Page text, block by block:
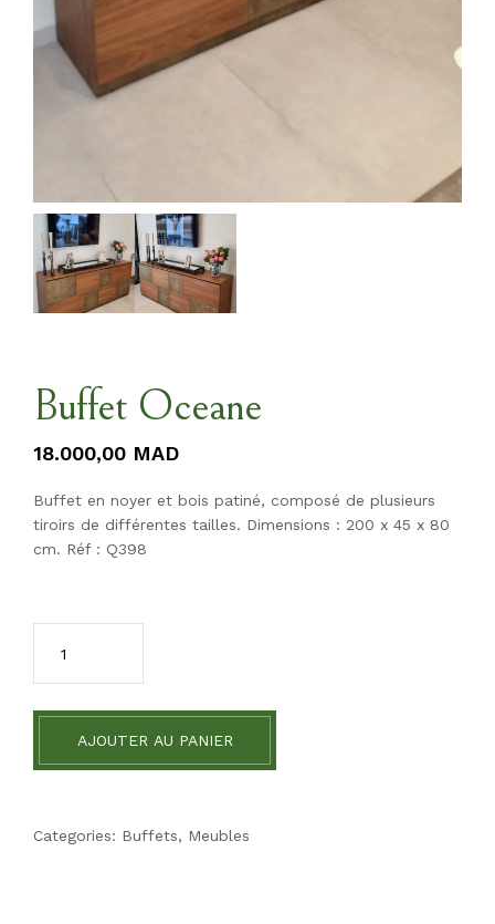
Buffet Oceane
18.000,00 MAD
Buffet en noyer et bois patiné, composé de plusieurs
tiroirs de différentes tailles. Dimensions : 200 x 45 x 80
cm. Réf : Q398
AJOUTER AU PANIER
Categories: Buffets, Meubles